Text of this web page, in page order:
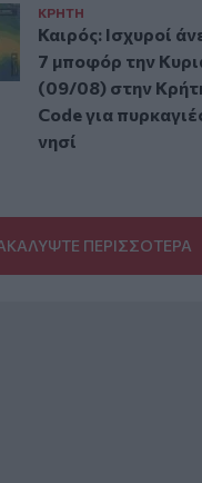
ΚΡΗΤΗ
Καιρός: Ισχυροί
7 μποφόρ την
(09/08) στην
Code για
νησί
ΠΕΡΙΣΣΟΤΕΡΑ